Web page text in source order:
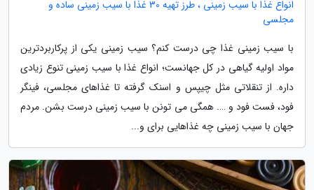
انواع غذا با سیب زمینی ، طرز تهیه 30 غذا با سیب زمینی ساده و
مجلسی
با سیب زمینی غذا چی درست کنم؟ سیب زمینی یکی از پرکاربردترین
مواد اولیه گیاهی در کل جهانست؛ انواع غذا با سیب زمینی تنوع زیادی
داره. از تنقلاتی مثل چیپس و اسنک گرفته تا غذاهای مجلسی، فینگر
فود، فست فود و …. همگی می تونن با سیب زمینی درست بشن. مردم
جهان با سیب زمینی چه غذاهایی برای و...